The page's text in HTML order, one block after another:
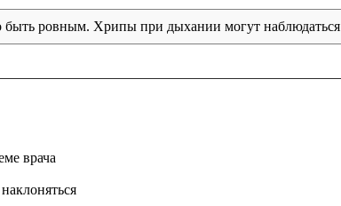
ровным. Хрипы при дыхании могут
врача